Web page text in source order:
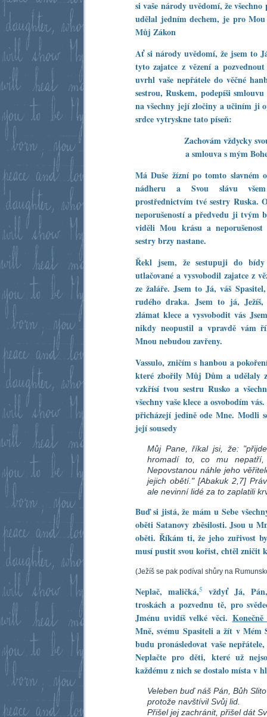
si vaše národy uvědomí, že
udělal jedním dechem, je pro
Můj Zákon
Ať si národy uvědomí, že jsem to
tyto zajatce z vězení a
uvrhl vaše nepřátele do věčné
sestrou, Ruskem, podepíši
na všechny její zločiny a učiním ji
srdce vytryskne tato píseň:
Zachovám vždycky
a smlouva s mým
Má Duše žízní po tomto slavném
nádheru a Svou slávu
prostřednictvím tvé sestry Ruska.
neporušeností a předvedu ji tvým
viděli Mou krásu a
sestry brzy nastane.
Řekl jsem, že sestupuji do bídy
utlačované a vysvobodil zajatce z
ze žaláře. Jsem to Já, váš
rudého draka. Jsem to já,
zlámat klece a vysvobodit vás
nikdy neopustil a vpravdě vám
Mnou nebudou zavřeny.
Vassulo, zničím s hanbou a
které zbořily Můj Dům a udělaly
vzkřísí tvou sestru Rusko a
všechny vaše klece a osvobodím
přicházejí jedině ode Mne. Modli
její sousedy
Můj Pane, říkal jsi, že:
hromadí to, co mu
Nepovstanou náhle jeho
jejich obětí." [Abakuk 2,7]
ale nevinní lidé za to zaplatili
Buď si jistá, že mám u Sebe
oběti Satanovy zběsilosti. Jsou u
oběti. Říkám ti, že jeho zuřivost
musí pustit svou kořist, chtěl zničit
(Ježíš se pak podíval shůry na
Neplač, maličká,5
vždyť Já,
troskách a pozvednu tě, pro
Jménu uvidíš velké věci. Konečně
Mně, svému Spasiteli a žít v Mém
budu pronásledovat vaše
Neplačte pro děti, které už
každému z nich se dostalo místa v
Veleben buď náš Pán, Bůh
protože navštívil Svůj lid.
Přišel jej zachránit, přišel dát